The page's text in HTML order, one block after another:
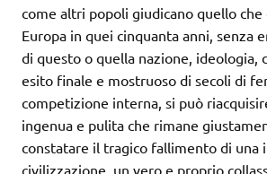
come altri popoli giudicano quello che
Europa in quei cinquanta anni, senza
di questo o quella nazione, ideologia,
esito finale e mostruoso di secoli di
competizione interna, si può
ingenua e pulita che rimane
constatare il tragico fallimento di una
civilizzazione, un vero e proprio